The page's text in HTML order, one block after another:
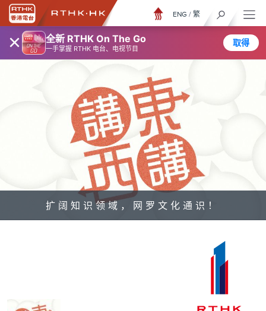
× 全新 RTHK On The Go
一手掌握 RTHK 电台、电视节目
取得
ENG / 繁
扩阔知识领域，网罗文化通识！